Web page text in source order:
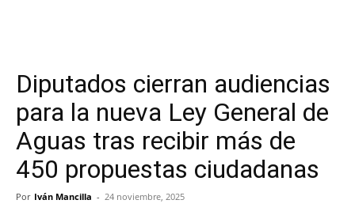
Diputados cierran audiencias
para la nueva Ley General de
Aguas tras recibir más de
450 propuestas ciudadanas
Por Iván Mancilla - 24 noviembre, 2025